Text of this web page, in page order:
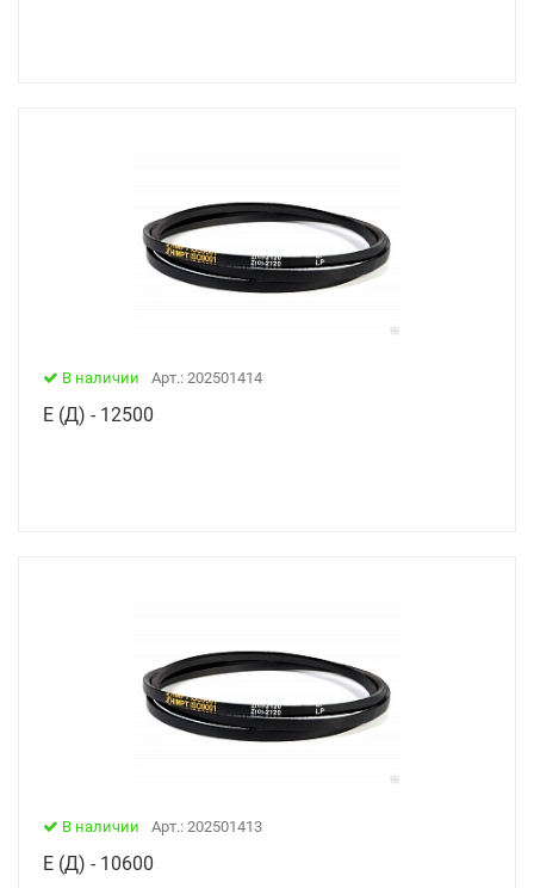
В наличии Арт.: 202501414
Е (Д) - 12500
В наличии Арт.: 202501413
Е (Д) - 10600